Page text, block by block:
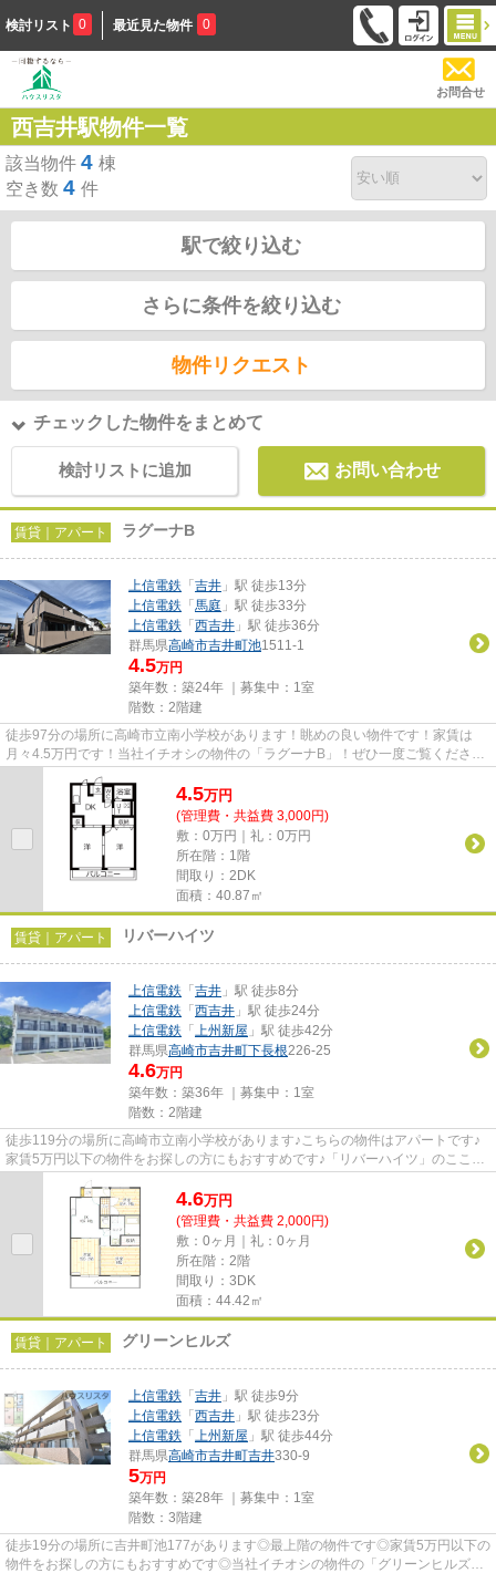
検討リスト 0 最近見た物件 0
お問合せ
西吉井駅物件一覧
該当物件 4 棟
空き数 4 件
駅で絞り込む
さらに条件を絞り込む
物件リクエスト
チェックした物件をまとめて
検討リストに追加 お問い合わせ
賃貸｜アパート ラグーナB
上信電鉄 「 吉井 」駅 徒歩13分
上信電鉄 「 馬庭 」駅 徒歩33分
上信電鉄 「 西吉井 」駅 徒歩36分
群馬県高崎市吉井町池1511-1
4.5万円
築年数：築24年 ｜募集中： 1室
階数：2階建
徒歩97分の場所に高崎市立南小学校があります！眺めの良い物件です！家賃は
月々4.5万円です！当社イチオシの物件の「ラグーナB」！ぜひ一度ご覧くださ
い！できるだけ早めに不動産情報...
4.5万円
(管理費・共益費 3,000円)
敷：0万円｜礼：0万円
所在階：1階
間取り：2DK
面積：40.87㎡
賃貸｜アパート リバーハイツ
上信電鉄 「 吉井 」駅 徒歩8分
上信電鉄 「 西吉井 」駅 徒歩24分
上信電鉄 「 上州新屋 」駅 徒歩42分
群馬県高崎市吉井町下長根226-25
4.6万円
築年数：築36年 ｜募集中： 1室
階数：2階建
徒歩119分の場所に高崎市立南小学校があります♪こちらの物件はアパートです♪
家賃5万円以下の物件をお探しの方にもおすすめです♪「リバーハイツ」のここが
イチオシ♪当社スタッフが地域...
4.6万円
(管理費・共益費 2,000円)
敷：0ヶ月｜礼：0ヶ月
所在階：2階
間取り：3DK
面積：44.42㎡
賃貸｜アパート グリーンヒルズ
上信電鉄 「 吉井 」駅 徒歩9分
上信電鉄 「 西吉井 」駅 徒歩23分
上信電鉄 「 上州新屋 」駅 徒歩44分
群馬県高崎市吉井町吉井330-9
5万円
築年数：築28年 ｜募集中： 1室
階数：3階建
徒歩19分の場所に吉井町池177があります◎最上階の物件です◎家賃5万円以下の
物件をお探しの方にもおすすめです◎当社イチオシの物件の「グリーンヒルズ」